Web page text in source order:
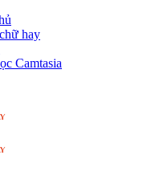
hay
Camtasia